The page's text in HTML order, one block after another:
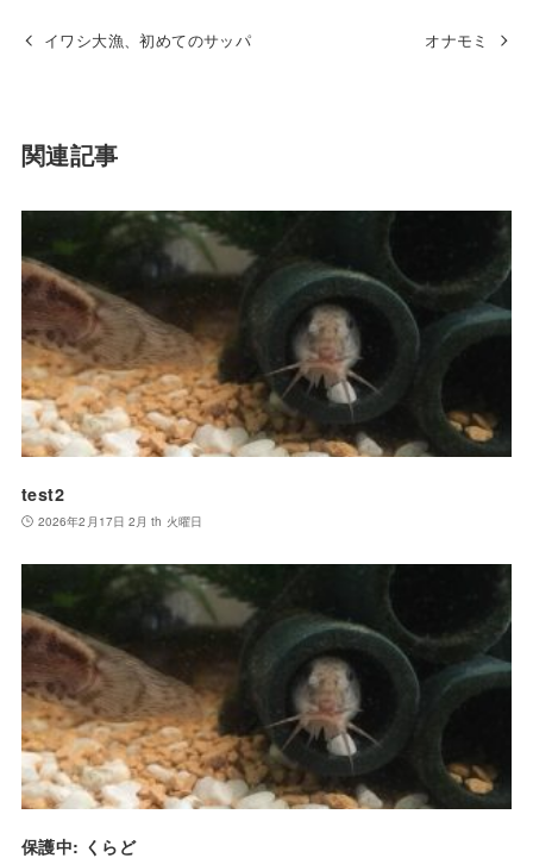
イワシ大漁、初めてのサッパ オナモミ
関連記事
test2
2026年2月17日 2月 th 火曜日
保護中: くらど